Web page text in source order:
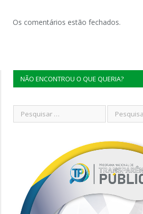
Os comentários estão fechados.
NÃO ENCONTROU O QUE QUERIA?